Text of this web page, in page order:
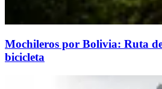
Mochileros por Bolivia: Ruta
bicicleta